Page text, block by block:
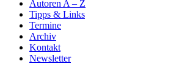
Autoren A – Z
Tipps & Links
Termine
Archiv
Kontakt
Newsletter